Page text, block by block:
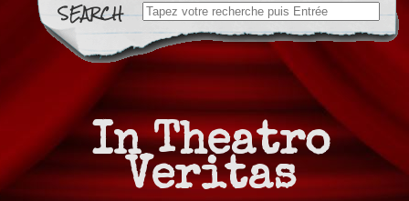
Search
for:
In Theatro
Veritas